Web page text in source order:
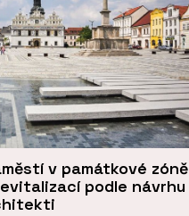
v památkové zóně
podle návrhu